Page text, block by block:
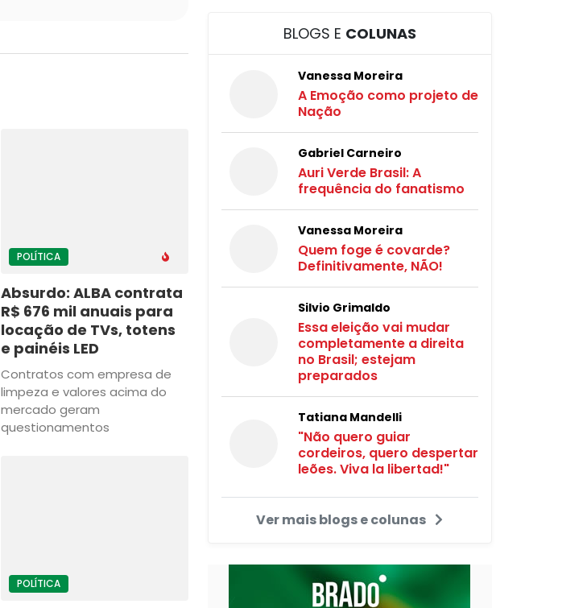
POLÍTICA
Absurdo: ALBA contrata
R$ 676 mil anuais para
locação de TVs, totens
e painéis LED
Contratos com empresa de
limpeza e valores acima do
mercado geram
questionamentos
POLÍTICA
BLOGS E COLUNAS
Vanessa Moreira
A Emoção como projeto de
Nação
Gabriel Carneiro
Auri Verde Brasil: A
frequência do fanatismo
Vanessa Moreira
Quem foge é covarde?
Definitivamente, NÃO!
Silvio Grimaldo
Essa eleição vai mudar
completamente a direita
no Brasil; estejam
preparados
Tatiana Mandelli
"Não quero guiar
cordeiros, quero despertar
leões. Viva la libertad!"
Ver mais blogs e colunas